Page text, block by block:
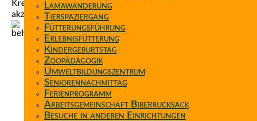
Lamawanderung
Tierspaziergang
Fütterungsführung
Erlebnisfütterung
Kindergeburtstag
Zoopädagogik
Umweltbildungszentrum
Seniorennachmittag
Ferienprogramm
Arbeitsgemeinschaft Biberrucksack
Besuche in anderen Einrichtungen